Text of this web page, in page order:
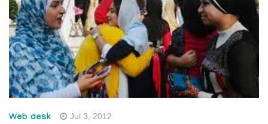
Web desk Jul 3, 2012